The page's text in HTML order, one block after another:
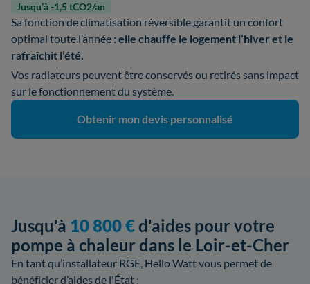
Jusqu’à -1,5 tCO2/an
Sa fonction de climatisation réversible garantit un confort
optimal toute l’année : elle chauffe le logement l’hiver et le
rafraîchit l’été.
Vos radiateurs peuvent être conservés ou retirés sans impact
sur le fonctionnement du système.
Obtenir mon devis personnalisé
Jusqu'à 10 800 €d'aides pour votre
pompe à chaleur dans le Loir-et-Cher
En tant qu’installateur RGE, Hello Watt vous permet de
bénéficier d’aides de l'État :